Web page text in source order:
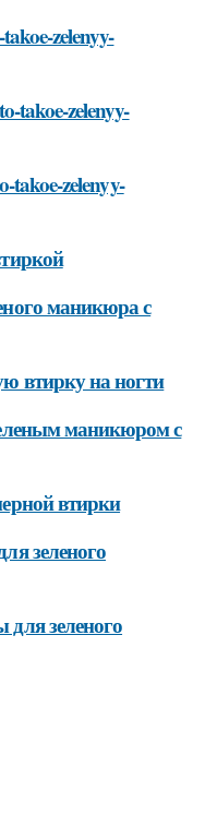
zelenyy-
takoe-zelenyy-
takoe-zelenyy-
маникюра с
втирку на ногти
маникюром с
втирки
зеленого
зеленого